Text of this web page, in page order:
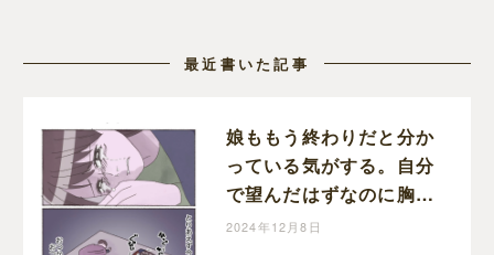
最近書いた記事
娘ももう終わりだと分か
っている気がする。自分
で望んだはずなのに胸が
締め付けられる。断乳す
2024年12月8日